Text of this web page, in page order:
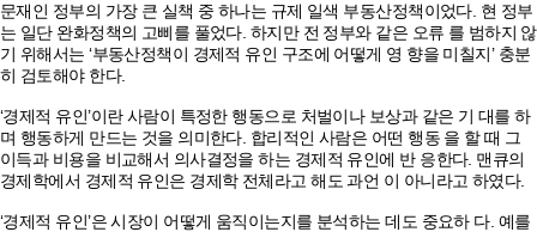
문재인 정부의 가장 큰 실책 중 하나는 규제 일색 부동산정책이었다. 현 정부
는 일단 완화정책의 고삐를 풀었다. 하지만 전 정부와 같은 오류 를 범하지 않
기 위해서는 ‘부동산정책이 경제적 유인 구조에 어떻게 영 향을 미칠지’ 충분
히 검토해야 한다.
‘경제적 유인’이란 사람이 특정한 행동으로 처벌이나 보상과 같은 기 대를 하
며 행동하게 만드는 것을 의미한다. 합리적인 사람은 어떤 행동 을 할 때 그
이득과 비용을 비교해서 의사결정을 하는 경제적 유인에 반 응한다. 맨큐의
경제학에서 경제적 유인은 경제학 전체라고 해도 과언 이 아니라고 하였다.
‘경제적 유인’은 시장이 어떻게 움직이는지를 분석하는 데도 중요하 다. 예를